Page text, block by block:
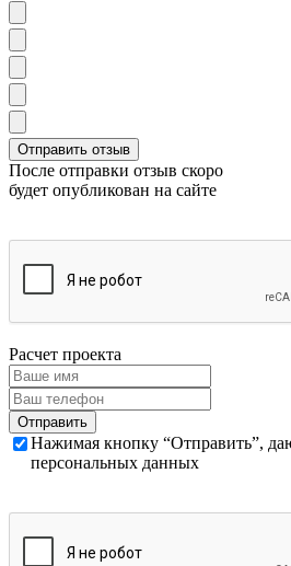
После отправки отзыв скоро
будет опубликован на сайте
Расчет проекта
Нажимая кнопку “Отправить”,
персональных данных